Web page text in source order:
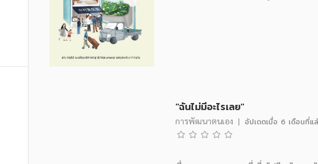
"ฉันไม่มีอะไรเลย"
การพัฒนาตนเอง | อัปเดตเมื่อ 6 เดือนที่แ